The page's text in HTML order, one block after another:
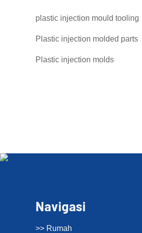
plastic injection mould tooling
Plastic injection molded parts
Plastic injection molds
Navigasi
>> Rumah